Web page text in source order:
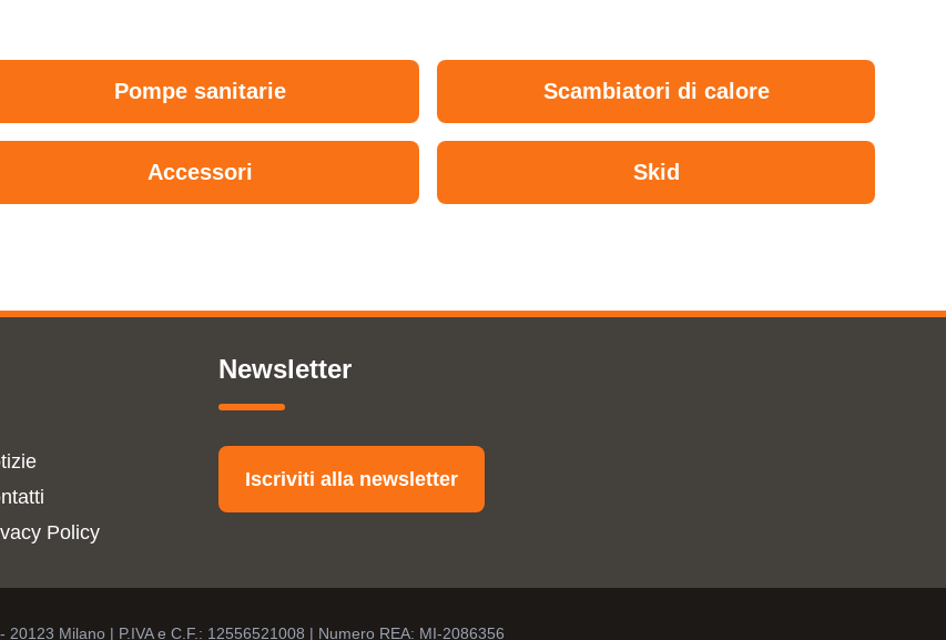
Pompe sanitarie Scambiatori di calore
Accessori Skid
Policy
Newsletter
Iscriviti alla newsletter
Milano | P.IVA e C.F.: 12556521008 | Numero REA: MI-2086356